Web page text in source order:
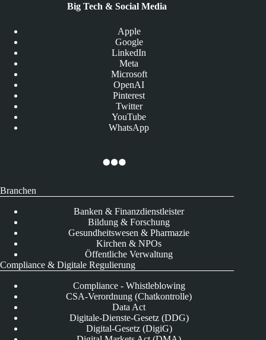
Big Tech & Social Media
Apple
Google
LinkedIn
Meta
Microsoft
OpenAI
Pinterest
Twitter
YouTube
WhatsApp
Branchen
Banken & Finanzdienstleister
Bildung & Forschung
Gesundheitswesen & Pharmazie
Kirchen & NPOs
Öffentliche Verwaltung
Compliance & Digitale Regulierung
Compliance - Whistleblowing
CSA-Verordnung (Chatkontrolle)
Data Act
Digitale-Dienste-Gesetz (DDG)
Digital-Gesetz (DigiG)